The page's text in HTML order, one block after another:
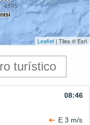
Leaflet | Tiles © Esri
08:46
E 3 m/s